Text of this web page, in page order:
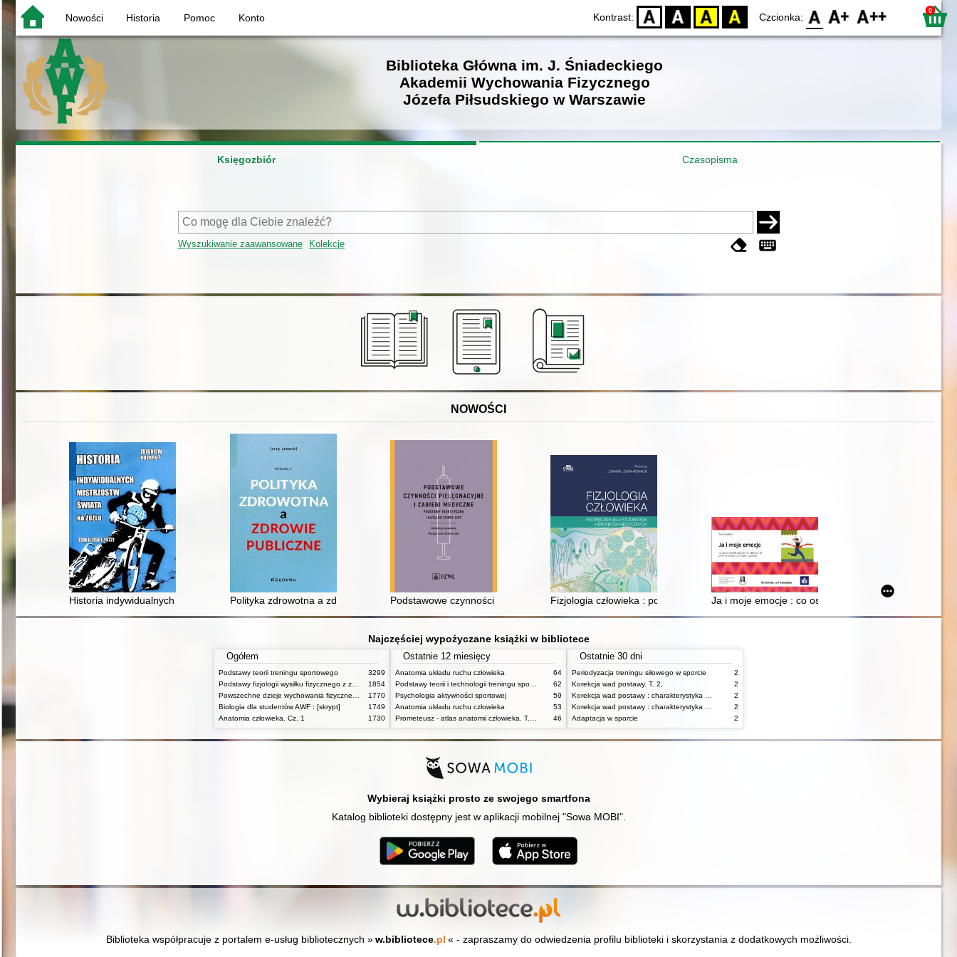
Nowości Historia Pomoc Konto Kontrast: D BW YB BY Czcionka: F0 F1 F2 0
Biblioteka Główna im. J. Śniadeckiego
Akademii Wychowania Fizycznego
Józefa Piłsudskiego w Warszawie
Księgozbiór Czasopisma
Wyszukiwanie zaawansowane Kolekcje
NOWOŚCI
Historia indywidualnych mistrzostw świata na żużlu. T. 2,
Polityka zdrowotna a zdrowie publicznePodstawowe czynności pielęgnacyjne i zabiegi medyczne : podstawy teoretyczne i katalog check-list
Fizjologia człowieka : podręcznik dla studentów kierunków medycznych
Ja i moje emocje : co osoba z niepełnosprawnością
Najczęściej wypożyczane książki w bibliotece
Ogółem
Podstawy teorii treningu sportowego
3299
1854
1770
Biologia dla studentów AWF : [skrypt]
1749
Anatomia człowieka. Cz. 1
1730
Ostatnie 12 miesięcy
Anatomia układu ruchu człowieka
64
62
Psychologia aktywności sportowej
59
Anatomia układu ruchu człowieka
53
46
Ostatnie 30 dni
Periodyzacja treningu siłowego w sporcie
2
Korekcja wad postawy. T. 2,
2
2
2
Adaptacja w sporcie
2
Wybieraj książki prosto ze swojego smartfona
Katalog biblioteki dostępny jest w aplikacji mobilnej "Sowa MOBI".
Biblioteka współpracuje z portalem e-usług bibliotecznych » w.bibliotece.pl « - zapraszamy do odwiedzenia profilu biblioteki i skorzystania z dodatkowych możliwości.